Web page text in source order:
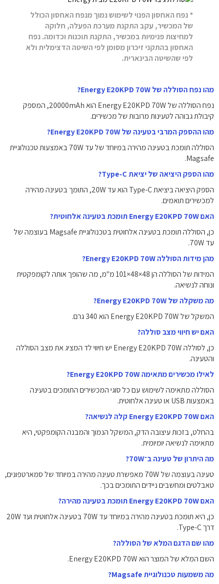
* נפח האחסון הפנוי לשימוש נמוך מנפח האחסון הכולל
של המכשיר, עקב התקנת מערכת הפעלה, חלוקה
למחיצות פנימיות במכשיר, התקנת תוכנות וכדומה. נפח
האחסון בהתקני זיכרון מסומן לפי השיטה הדצימלית ולא
לפי שהשיטה הבינארית.
מהו נפח הסוללה של Energy E20KPD 70W?
נפח הסוללה של Energy E20KPD 70W הוא ‎20000mAh‎, המספק
קיבולת גבוהה לטעינות מרובות של מכשירים.
מהו ההספק המרבי בטעינה של Energy E20KPD 70W?
הסוללה תומכת בטעינה מהירה במיוחד של עד ‎70W‎ באמצעות טכנולוגיית
Magsafe.
מהו הספק היציאה של יציאת Type-C?
הספק היציאה ביציאת Type-C הוא עד ‎20W‎, התומך בטעינה מהירה
למכשירים תואמים.
האם Energy E20KPD 70W תומכת בטעינה אלחוטית?
כן, הסוללה תומכת בטעינה אלחוטית בטכנולוגיית Magsafe בעוצמה של
עד ‎70W‎.
מהן מידות הסוללה Energy E20KPD 70W?
המידות של הסוללה הן ‎101×48×48‎ מ"מ, מה שהופך אותה לקומפקטית
ונוחה לנשיאה.
מה משקלה של Energy E20KPD 70W?
המשקל של Energy E20KPD 70W הוא ‎340‎ גרם.
האם יש חיווי מצב סוללה?
כן, לסוללה Energy E20KPD 70W יש חיווי לד המציג את מצב הסוללה
והטעינה.
לאילו מכשירים מתאימה Energy E20KPD 70W?
הסוללה מתאימה לשימוש עם כל סוגי המכשירים התומכים בטעינה
באמצעות USB או טעינה אלחוטית.
האם Energy E20KPD 70W קלה לנשיאה?
בהחלט, בזכות עיצובה הדק, המשקל הנמוך והמבנה הקומפקטי, היא
מתאימה לנשיאה יומיומית.
מה היתרון של טעינה ב־70W?
טעינה בעוצמה של ‎70W‎ מאפשרת טעינה מהירה במיוחד של סמארטפונים,
טאבלטים ומחשבים ניידים התומכים בכך.
האם Energy E20KPD 70W תומכת בטעינה מהירה?
כן, היא תומכת בטעינה מהירה במיוחד עד ‎70W‎ בטעינה אלחוטית ועד ‎20W‎
דרך Type-C.
מהו שם הדגם המלא של הסוללה?
השם המלא של המוצר הוא Energy E20KPD 70W.
מה משמעות טכנולוגיית Magsafe?